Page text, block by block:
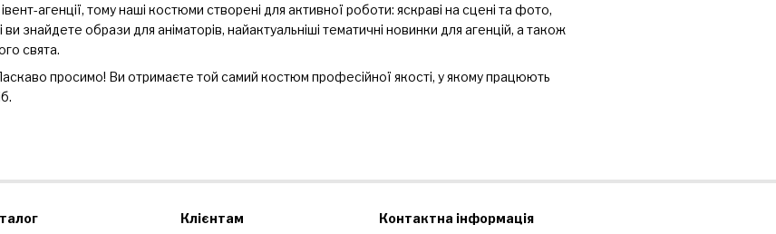
агенції, тому наші костюми створені для активної роботи: яскраві на сцені та фото,
ви знайдете образи для аніматорів, найактуальніші тематичні новинки для агенцій, а також
свята.
просимо! Ви отримаєте той самий костюм професійної якості, у якому працюють
Клієнтам Контактна інформація